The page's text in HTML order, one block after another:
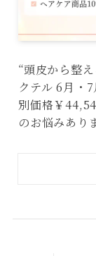
“頭皮から整
クテル 6月・
別価格￥
のお悩みあり